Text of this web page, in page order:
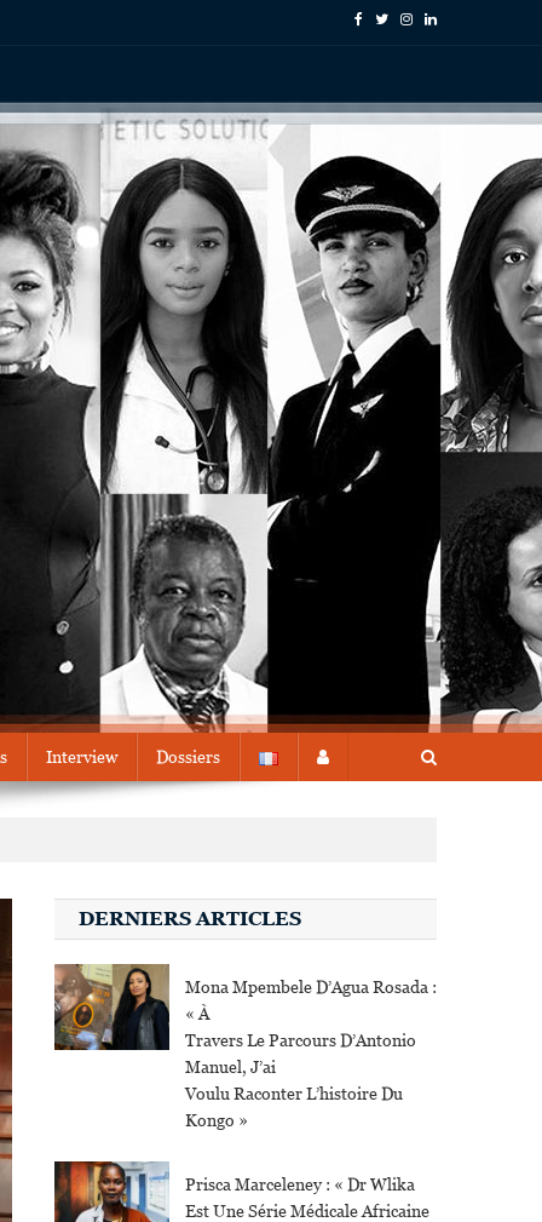
Interview Dossiers
DERNIERS ARTICLES
Mona Mpembele D’Agua Rosada :
« À
Travers Le Parcours D’Antonio
Manuel, J’ai
Voulu Raconter L’histoire Du
Kongo »
Prisca Marceleney : « Dr Wlika
Est Une Série Médicale Africaine